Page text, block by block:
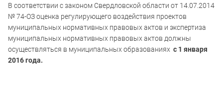
В соответствии с законом Свердловской области от 14.07.2014
№ 74-ОЗ оценка регулирующего воздействия проектов
муниципальных нормативных правовых актов и экспертиза
муниципальных нормативных правовых актов должны
осуществляться в муниципальных образованиях с 1 января
2016 года.